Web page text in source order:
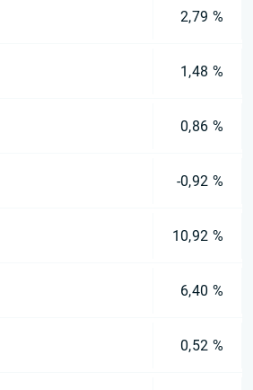
2,79 %
1,48 %
0,86 %
-0,92 %
10,92 %
6,40 %
0,52 %